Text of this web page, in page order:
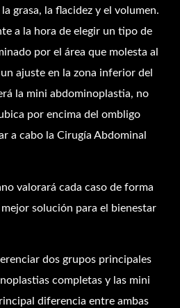
grasa, la flacidez y el volumen.
a la hora de elegir un tipo de
por el área que molesta al
ajuste en la zona inferior del
la mini abdominoplastia, no
por encima del ombligo
a cabo la Cirugía Abdominal
valorará cada caso de forma
solución para el bienestar
dos grupos principales
completas y las mini
diferencia entre ambas